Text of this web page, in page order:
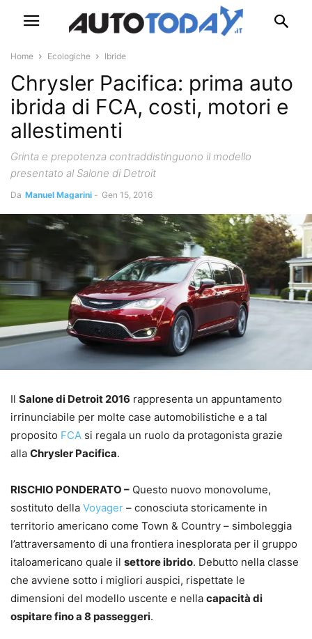
Home Ecologiche Ibride
Chrysler Pacifica: prima auto
ibrida di FCA, costi, motori e
allestimenti
Grinta e prepotenza contraddistinguono il modello
presentato al Salone di Detroit
Da Manuel Magarini - Gen 15, 2016
Il Salone di Detroit 2016 rappresenta un appuntamento
irrinunciabile per molte case automobilistiche e a tal
proposito FCA si regala un ruolo da protagonista grazie
alla Chrysler Pacifica.
RISCHIO PONDERATO – Questo nuovo monovolume,
sostituto della Voyager – conosciuta storicamente in
territorio americano come Town & Country – simboleggia
l’attraversamento di una frontiera inesplorata per il gruppo
italoamericano quale il settore ibrido. Debutto nella classe
che avviene sotto i migliori auspici, rispettate le
dimensioni del modello uscente e nella capacità di
ospitare fino a 8 passeggeri.